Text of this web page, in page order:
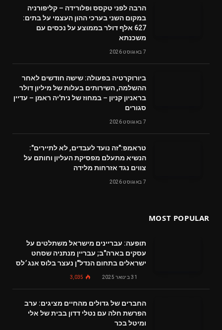
הרבה לפני טקסס ופלורידה – קליפורניה
במקום השני בערכי ההון העצמי על בתים:
627 אלף דולר בממוצע על נכסים עם
משכנתא
7 באוגוסט 2026
ביורוקרטיה בפעולה: שישה חודשים לאחר
ההשלמה, השירותים בעלות של מיליון דולר
בראניון קניון – במחוז של נית'יה ראמן – עדיין
סגורים
7 באוגוסט 2026
טראמפ:"זה נועד לעבדים, לא לתיירים":
הנשיא מתעלם מפסיקת העליון וחותם על
צווים נגד אזרחות מלידה
7 באוגוסט 2026
MOST POPULAR
תופעה: עבריינים מישראל משתלטים על
עסקים בארה"ב; עבריין מנתניה שסחט
ישראלים בתחום הנדל"ן נעצר בלוס אנג׳לס
31 בינואר 2025 3,035
החברים של גדולים מהחיים מציגים: ערב
הפרשת חלה עם נטלי דדון בבית של אלי
ומיטל בכר